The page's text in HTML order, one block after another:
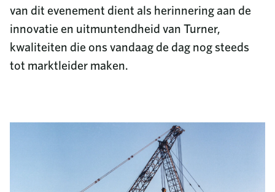
van dit evenement dient als herinnering aan de
innovatie en uitmuntendheid van Turner,
kwaliteiten die ons vandaag de dag nog steeds
tot marktleider maken.